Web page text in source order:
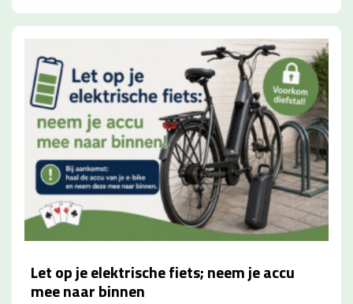
Let op je elektrische fiets; neem je accu
mee naar binnen